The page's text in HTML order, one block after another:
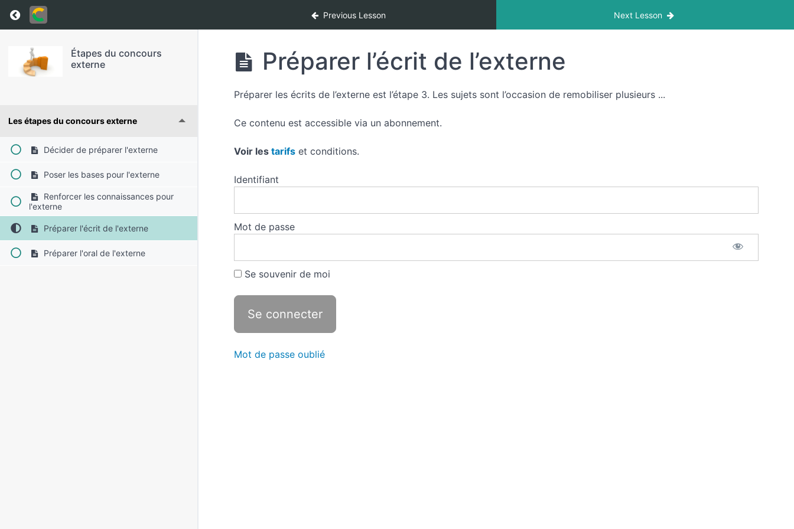
Return to course: Étapes du concours externe Previous Lesson Next Lesson
Étapes du concours
externe
Les étapes du concours externe
Décider de préparer l'externe
Poser les bases pour l'externe
Renforcer les connaissances pour
l'externe
Préparer l'écrit de l'externe
Préparer l'oral de l'externe
Préparer l’écrit de l’externe
Préparer les écrits de l’externe est l’étape 3. Les sujets sont l’occasion de remobiliser plusieurs ...
Ce contenu est accessible via un abonnement.
Voir les tarifs et conditions.
Identifiant
Mot de passe
Se souvenir de moi
Mot de passe oublié